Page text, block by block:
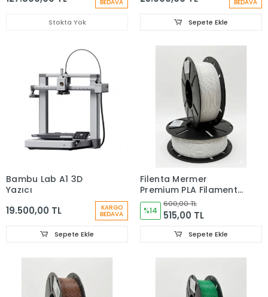
BEDAVA
Stokta Yok
BEDAVA
Sepete Ekle
Bambu Lab A1 3D
Yazıcı
19.500,00 TL KARGO
BEDAVA
Sepete Ekle
Filenta Mermer
Premium PLA Filament
1.75 mm – 1 kg
%14
600,00 TL
515,00 TL
Sepete Ekle